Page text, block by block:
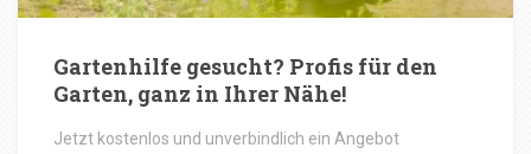
Gartenhilfe gesucht? Profis für den
Garten, ganz in Ihrer Nähe!
Jetzt kostenlos und unverbindlich ein Angebot